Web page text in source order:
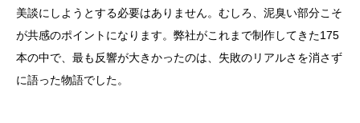
美談にしようとする必要はありません。むしろ、泥臭い部分こそ
が共感のポイントになります。弊社がこれまで制作してきた175
本の中で、最も反響が大きかったのは、失敗のリアルさを消さず
に語った物語でした。